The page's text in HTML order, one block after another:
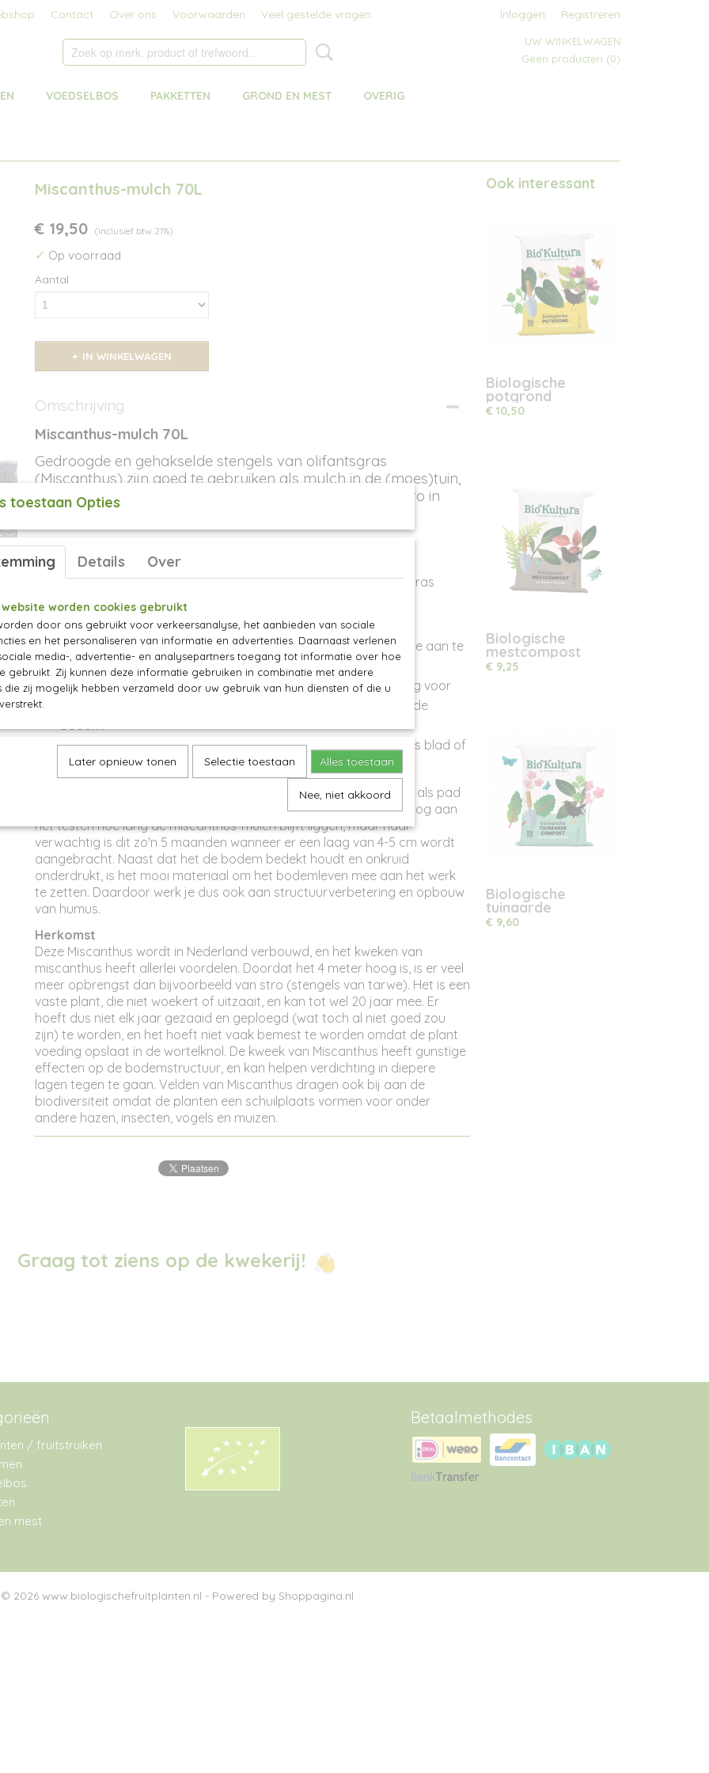
Contact Over ons Voorwaarden Veel gestelde vragen Inloggen Registreren
UW WINKELWAGEN
Geen producten (0)
VOEDSELBOS PAKKETTEN GROND EN MEST OVERIG
Miscanthus-mulch 70L
€ 19,50 (inclusief btw 21%)
✓ Op voorraad
Aantal
IN WINKELWAGEN
Omschrijving
Miscanthus-mulch 70L
Gedroogde en gehakselde stengels van olifantsgras
(Miscanthus) zijn goed te gebruiken als mulch in de (moes)tuin,
strooimateriaal op planten in potten, en in plaats van stro in
dierenverblijven.
Wat is het en waar gebruik je het voor?
Deze mulch van gedroogde en gehakselde stengels van olifantsgras
(Miscanthus):
Bedekt de bodem waardoor er minder vocht verdampt.
Kun je gebruiken om onkruid te onderdrukken en paadjes mee aan te
leggen. Gebruik dan in ieder geval een laag van 5 cm.
Wordt verteerd door het bodemleven en omgezet in voeding voor
planten. Draagt daarnaast bij aan structuurverbetering van de
bodem.
Kun je mengen met ander organisch materiaal uit je tuin zoals blad of
snoeiafval. Zo maak je je eigen veelzijdige mulch.
Een zak van 70L is voldoende voor 1,5 á 2m2 indien je de snippers als pad
of onkruidonderdrukker gaat gebruiken. We zijn momenteel zelf nog aan
het testen hoe lang de miscanthus-mulch blijft liggen, maar naar
verwachtig is dit zo'n 5 maanden wanneer er een laag van 4-5 cm wordt
aangebracht. Naast dat het de bodem bedekt houdt en onkruid
onderdrukt, is het mooi materiaal om het bodemleven mee aan het werk
te zetten. Daardoor werk je dus ook aan structuurverbetering en opbouw
van humus.
Herkomst
Deze Miscanthus wordt in Nederland verbouwd, en het kweken van
miscanthus heeft allerlei voordelen. Doordat het 4 meter hoog is, is er veel
meer opbrengst dan bijvoorbeeld van stro (stengels van tarwe). Het is een
vaste plant, die niet woekert of uitzaait, en kan tot wel 20 jaar mee. Er
hoeft dus niet elk jaar gezaaid en geploegd (wat toch al niet goed zou
zijn) te worden, en het hoeft niet vaak bemest te worden omdat de plant
voeding opslaat in de wortelknol. De kweek van Miscanthus heeft gunstige
effecten op de bodemstructuur, en kan helpen verdichting in diepere
lagen tegen te gaan. Velden van Miscanthus dragen ook bij aan de
biodiversiteit omdat de planten een schuilplaats vormen voor onder
andere hazen, insecten, vogels en muizen.
Ook interessant
Biologische
potgrond
€ 10,50
Biologische
mestcompost
€ 9,25
Biologische
tuinaarde
€ 9,60
Graag tot ziens op de kwekerij!
/ fruitstruiken
mest
Betaalmethodes
© 2026 www.biologischefruitplanten.nl - Powered by Shoppagina.nl
toestaan Opties
Details Over
website worden cookies gebruikt
door ons gebruikt voor verkeersanalyse, het aanbieden van sociale
en het personaliseren van informatie en advertenties. Daarnaast verlenen
media-, advertentie- en analysepartners toegang tot informatie over hoe
gebruikt. Zij kunnen deze informatie gebruiken in combinatie met andere
die zij mogelijk hebben verzameld door uw gebruik van hun diensten of die u
Later opnieuw tonen Selectie toestaan Alles toestaan
Nee, niet akkoord